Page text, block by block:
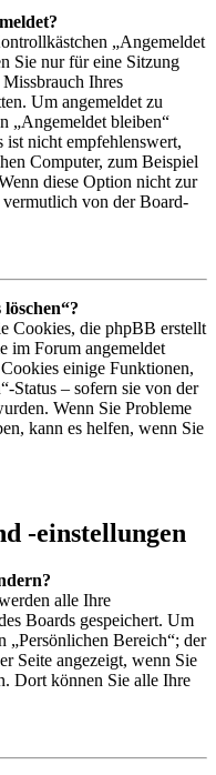
„Angemeldet
Sie nur für eine Sitzung
Ihres
Um angemeldet zu
„Angemeldet bleiben“
nicht empfehlenswert,
Computer, zum Beispiel
diese Option nicht zur
von der Board-
Cookies, die phpBB erstellt
im Forum angemeldet
einige Funktionen,
Status – sofern sie von der
Wenn Sie Probleme
kann es helfen, wenn Sie
-einstellungen
alle Ihre
Boards gespeichert. Um
„Persönlichen Bereich“; der
Seite angezeigt, wenn Sie
Dort können Sie alle Ihre